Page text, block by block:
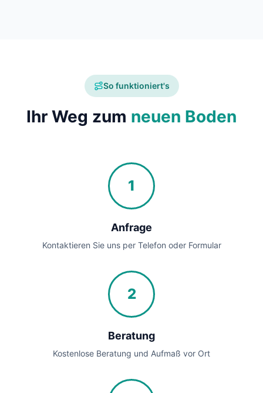
So funktioniert's
Ihr Weg zum neuen Boden
1
Anfrage
Kontaktieren Sie uns per Telefon oder Formular
2
Beratung
Kostenlose Beratung und Aufmaß vor Ort